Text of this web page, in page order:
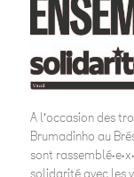
A l’occasion des
Brumadinho au
sont